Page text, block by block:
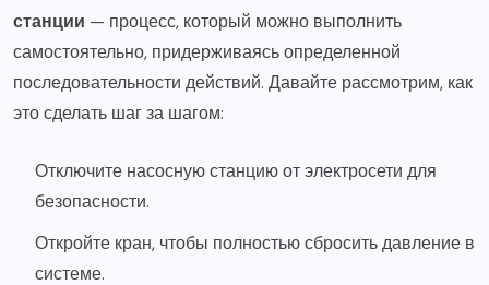
станции — процесс, который можно выполнить
самостоятельно, придерживаясь определенной
последовательности действий. Давайте рассмотрим, как
это сделать шаг за шагом:
Отключите насосную станцию от электросети для
безопасности.
Откройте кран, чтобы полностью сбросить давление в
системе.